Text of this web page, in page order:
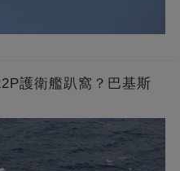
護衛艦趴窩？巴基斯